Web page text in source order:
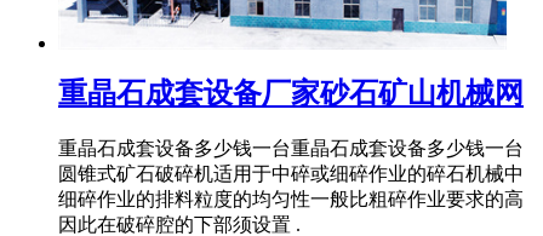
重晶石成套设备厂家砂石矿山机械网
重晶石成套设备多少钱一台重晶石成套设备多少钱一台
圆锥式矿石破碎机适用于中碎或细碎作业的碎石机械中
细碎作业的排料粒度的均匀性一般比粗碎作业要求的高
因此在破碎腔的下部须设置 .